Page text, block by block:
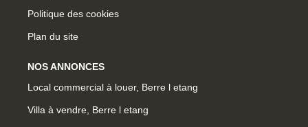
Politique des cookies
Plan du site
NOS ANNONCES
Local commercial à louer, Berre l etang
Villa à vendre, Berre l etang